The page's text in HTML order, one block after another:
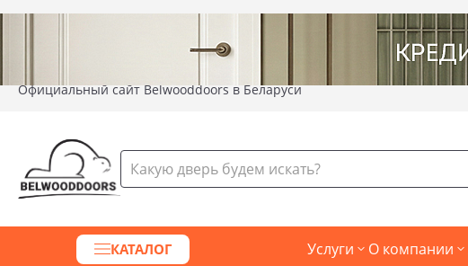
Официальный сайт Belwooddoors в Беларуси
КАТАЛОГ Услуги О компании